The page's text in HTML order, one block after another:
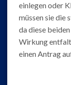
einlegen oder
müssen sie die
da diese
Wirkung
einen Antrag